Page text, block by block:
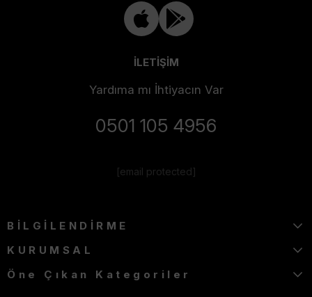
İLETİŞİM
Yardıma mı İhtiyacın Var
0501 105 4956
[email protected]
BİLGİLENDİRME
KURUMSAL
Öne Çıkan Kategoriler